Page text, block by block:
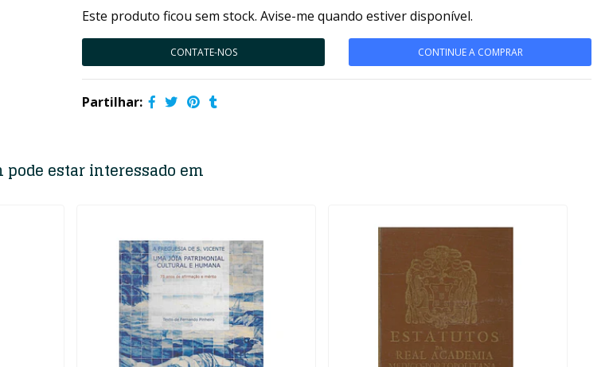
Este produto ficou sem stock. Avise-me quando estiver disponível.
CONTATE-NOS CONTINUE A COMPRAR
Partilhar:
pode estar interessado em